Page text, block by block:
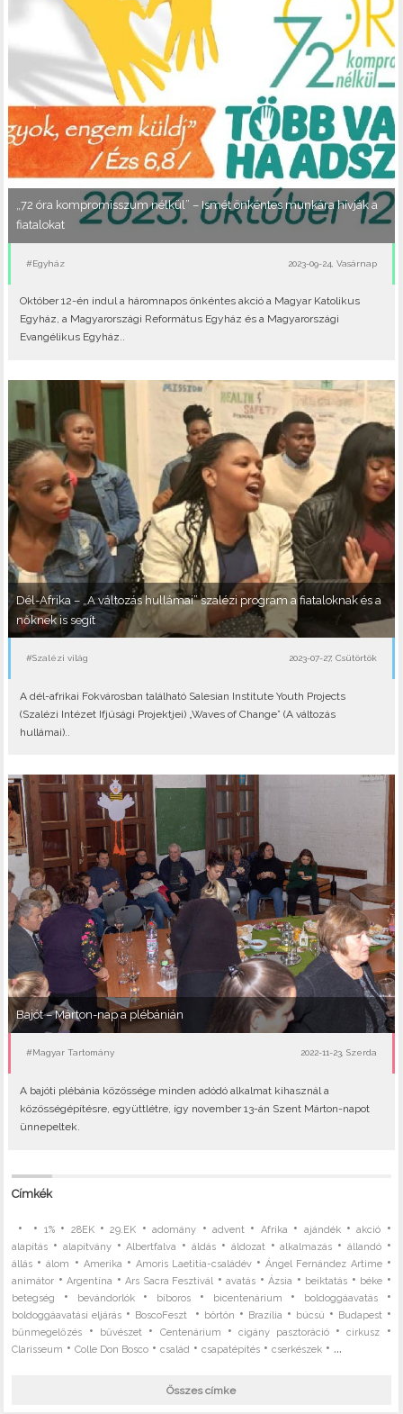
„72 óra kompromisszum nélkül” – Ismét önkéntes munkára hívják a
fiatalokat
#Egyház 2023-09-24, Vasárnap
Október 12-én indul a háromnapos önkéntes akció a Magyar Katolikus
Egyház, a Magyarországi Református Egyház és a Magyarországi
Evangélikus Egyház..
Dél-Afrika – „A változás hullámai” szalézi program a fiataloknak és a
nőknek is segít
#Szalézi világ 2023-07-27, Csütörtök
A dél-afrikai Fokvárosban található Salesian Institute Youth Projects
(Szalézi Intézet Ifjúsági Projektjei) „Waves of Change” (A változás
hullámai)..
Bajót – Márton-nap a plébánián
#Magyar Tartomány 2022-11-23, Szerda
A bajóti plébánia közössége minden adódó alkalmat kihasznál a
közösségépítésre, együttlétre, így november 13-án Szent Márton-napot
ünnepeltek.
Címkék
• • 1%• 28EK•29.EK •adomány •advent • Afrika • ajándék•akció •
alapítás • alapítvány•Albertfalva •áldás • áldozat •alkalmazás • állandó•
állás •álom • Amerika • Amoris Laetitia-családév •Ángel Fernández Artime•
animátor •Argentína •Ars Sacra Fesztivál •avatás •Ázsia • beiktatás • béke •
betegség • bevándorlók• bíboros • bicentenárium • boldoggáavatás•
boldoggáavatási eljárás • BoscoFeszt • börtön • Brazília • búcsú • Budapest •
bűnmegelőzés • bűvészet • Centenárium •cigány pasztoráció•cirkusz •
Clarisseum •Colle Don Bosco •család •csapatépítés •cserkészek • ...
Összes címke